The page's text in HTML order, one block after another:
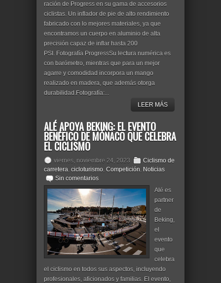
ración de Progress en su gama de accesorios
ciclistas. Un inflador de pie de alto rendimiento
fabricado con lo mejores materiales, ya que
encontramos un cuerpo en aluminio de alta
precisión capaz de inflar hasta 200
PSI. Fotografía ProgressSu lectura numérica es
con barómetro, mientras que para un mejor
agarre y comodidad incorpora un mango
realizado en madera, que además otorga
durabilidad.Fotografía:...
LEER MÁS
ALÉ APOYA BEKING: EL EVENTO
BENÉFICO DE MÓNACO QUE CELEBRA
EL CICLISMO
viernes, noviembre 24, 2023
Ciclismo de
carretera, cicloturismo, Competición, Noticias
Sin comentarios
Alé es
partner
de
Beking,
el
evento
que
celebra
el ciclismo en todos sus aspectos, incluyendo
profesionales, aficionados y familias. El evento,